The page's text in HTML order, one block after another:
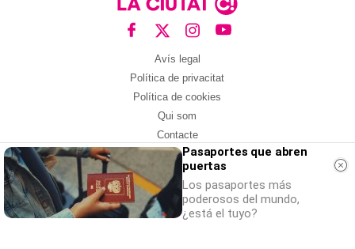
Avís legal
Política de privacitat
Política de cookies
Qui som
Contacte
Xarxes socials
Amb col·laboració de:
Pasaportes que abren
puertas
Los pasaportes más
poderosos del mundo,
¿está el tuyo?